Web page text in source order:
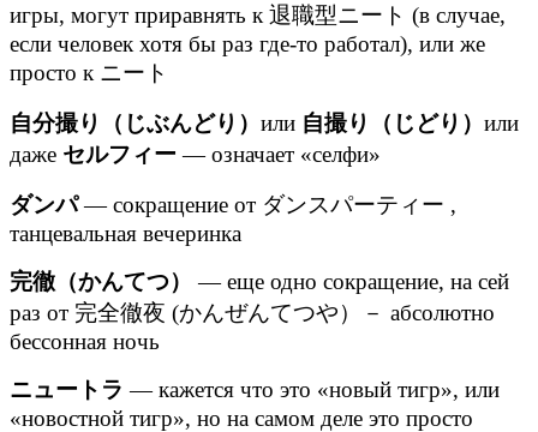
игры, могут приравнять к 退職型ニート (в случае,
если человек хотя бы раз где-то работал), или же
просто к ニート
自分撮り（じぶんどり） или 自撮り（じどり） или
даже セルフィー — означает «селфи»
ダンパ— сокращение от ダンスパーティー ,
танцевальная вечеринка
完徹（かんてつ）
— еще одно сокращение, на сей
раз от 完全徹夜 (かんぜんてつや）－ абсолютно
бессонная ночь
ニュートラ — кажется что это «новый тигр», или
«новостной тигр», но на самом деле это просто